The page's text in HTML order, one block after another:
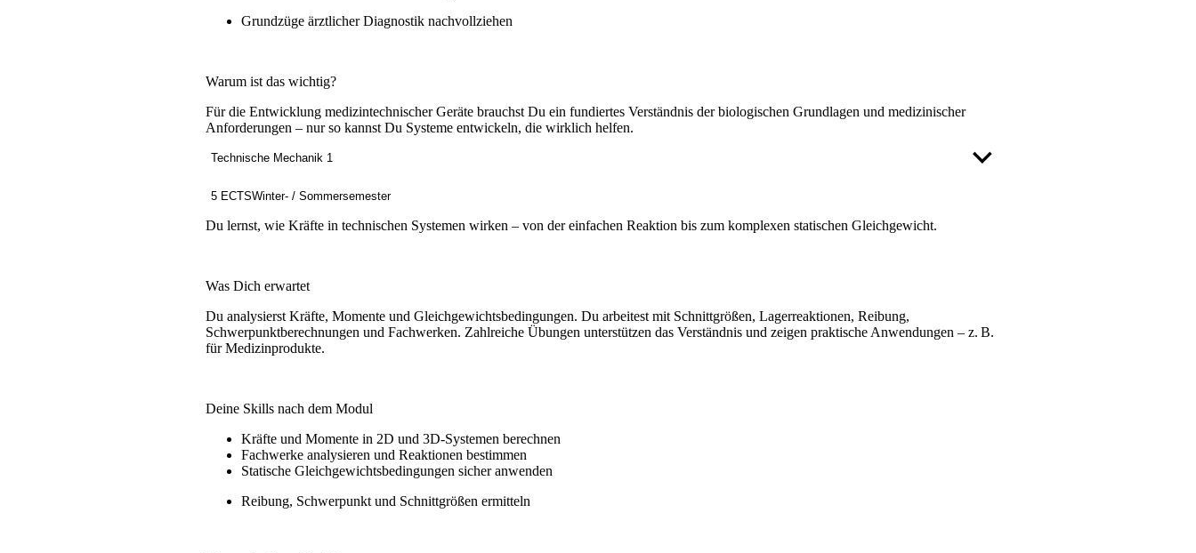
Grundzüge ärztlicher Diagnostik nachvollziehen
Warum ist das wichtig?
Für die Entwicklung medizintechnischer Geräte brauchst Du ein fundiertes Verständnis der biologischen Grundlagen und medizinischer
Anforderungen – nur so kannst Du Systeme entwickeln, die wirklich helfen.
Technische Mechanik 1
5 ECTSWinter- / Sommersemester
Du lernst, wie Kräfte in technischen Systemen wirken – von der einfachen Reaktion bis zum komplexen statischen Gleichgewicht.
Was Dich erwartet
Du analysierst Kräfte, Momente und Gleichgewichtsbedingungen. Du arbeitest mit Schnittgrößen, Lagerreaktionen, Reibung,
Schwerpunktberechnungen und Fachwerken. Zahlreiche Übungen unterstützen das Verständnis und zeigen praktische Anwendungen – z. B.
für Medizinprodukte.
Deine Skills nach dem Modul
Kräfte und Momente in 2D und 3D-Systemen berechnen
Fachwerke analysieren und Reaktionen bestimmen
Statische Gleichgewichtsbedingungen sicher anwenden
Reibung, Schwerpunkt und Schnittgrößen ermitteln